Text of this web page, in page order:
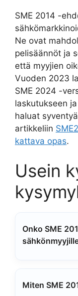
SME 2014 -
Ne ovat
pelisäännöt ja
että myyjien
Vuoden 2023
SME 2024 -
laskutukseen
haluat
artikkeliin
kattava opas.
Usein
Onko SME
Miten SME